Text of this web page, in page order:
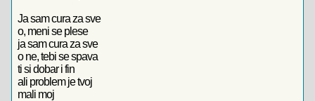
Ja sam cura za sve
o, meni se plese
ja sam cura za sve
o ne, tebi se spava
ti si dobar i fin
ali problem je tvoj
mali moj